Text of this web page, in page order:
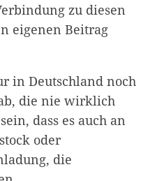
zu diesen
eigenen Beitrag
in Deutschland noch
die nie wirklich
dass es auch an
oder
die